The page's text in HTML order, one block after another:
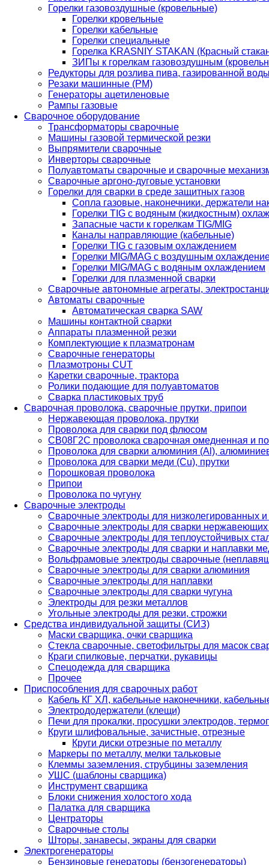
Горелки газовоздушные (кровельные)
Горелки кровельные
Горелки кабельные
Горелки специальные
Горелка KRASNIY STAKAN (Красный
ЗИПы к горелкам газовоздушным
Редукторы для розлива пива, газированной
Резаки машинные (РМ)
Генераторы ацетиленовые
Рампы газовые
Сварочное оборудование
Трансформаторы сварочные
Машины газовой термической резки
Выпрямители сварочные
Инверторы сварочные
Полуавтоматы сварочные и сварочные
Сварочные аргоно-дуговые установки
Горелки для сварки в среде защитных газов
Сопла газовые, наконечники, держатели
Горелки TIG с водяным (жидкостным)
Запасные части к горелкам TIG/MIG
Каналы направляющие (кабельные)
Горелки TIG с газовым охлаждением
Горелки MIG/MAG с воздушным
Горелки MIG/MAG с водяным охлаждением
Горелки для плазменной сварки
Сварочные автономные агрегаты,
Автоматы сварочные
Автоматическая сварка SAW
Машины контактной сварки
Аппараты плазменной резки
Комплектующие к плазматронам
Сварочные генераторы
Плазмотроны CUT
Каретки сварочные, трактора
Ролики подающие для полуавтоматов
Сварка пластиковых труб
Сварочная проволока, сварочные прутки, припои
Нержавеющая проволока, прутки
Проволока для сварки под флюсом
СВ08Г2С проволока сварочная омедненная и
Проволока для сварки алюминия (Al),
Проволока для сварки меди (Cu), прутки
Порошковая проволока
Припои
Проволока по чугуну
Сварочные электроды
Сварочные электроды для низколегированных и
Сварочные электроды для сварки
Сварочные электроды для теплоустойчивых
Сварочные электроды для сварки и наплавки
Вольфрамовые электроды сварочные
Сварочные электроды для сварки алюминия
Сварочные электроды для наплавки
Сварочные электроды для сварки чугуна
Электроды для резки металлов
Угольные электроды для резки, строжки
Средства индивидуальной защиты (СИЗ)
Маски сварщика, очки сварщика
Стекла сварочные, светофильтры для масок
Краги спилковые, перчатки, рукавицы
Спецодежда для сварщика
Прочее
Приспособления для сварочных работ
Кабель КГ ХЛ, кабельные наконечники,
Электрододержатели (клещи)
Печи для прокалки, просушки электродов,
Круги шлифовальные, зачистные, отрезные
Круги диски отрезные по металлу
Маркеры по металлу, мелки тальковые
Клеммы заземления, струбцины заземления
УШС (шаблоны сварщика)
Инструмент сварщика
Блоки снижения холостого хода
Палатка для сварщика
Центраторы
Сварочные столы
Шторы, занавесы, экраны для сварки
Электрогенераторы
Бензиновые генераторы (бензогенераторы)